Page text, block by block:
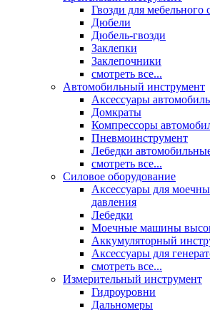
Гвозди для мебельного
Дюбели
Дюбель-гвозди
Заклепки
Заклепочники
смотреть все...
Автомобильный инструмент
Аксессуары
Домкраты
Компрессоры
Пневмоинструмент
Лебедки
смотреть все...
Силовое оборудование
Аксессуары для
давления
Лебедки
Моечные машины
Аккумуляторный
Аксессуары для
смотреть все...
Измерительный инструмент
Гидроуровни
Дальномеры